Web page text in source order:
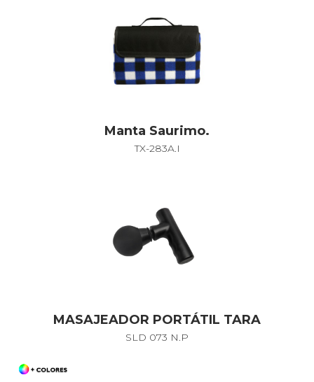
Manta Saurimo.
TX-283A.I
MASAJEADOR PORTÁTIL TARA
SLD 073 N.P